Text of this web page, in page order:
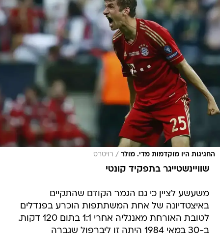
החגיגות היו מוקדמות מדי. מולר / רויטרס
שוויינשטייגר בתפקיד קונטי
משעשע לציין כי גם הגמר הקודם שהתקיים
באיצטדיונה של אחת המשתתפות הוכרע בפנדלים
לטובת האורחת מאנגליה אחרי 1:1 בתום 120 דקות.
ב-30 במאי 1984 היתה זו ליברפול שגברה